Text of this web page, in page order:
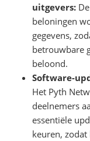
uitgevers:
beloningen
gegevens,
betrouwbare
beloond.
Software-
Het Pyth
deelnemers
essentiële
keuren,